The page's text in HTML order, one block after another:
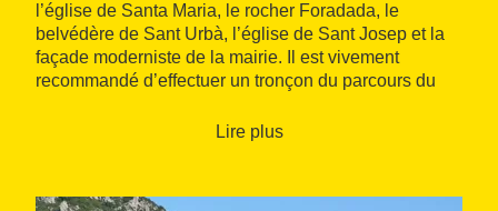
l’église de Santa Maria, le rocher Foradada, le
belvédère de Sant Urbà, l’église de Sant Josep et la
façade moderniste de la mairie. Il est vivement
recommandé d’effectuer un tronçon du parcours du
Segur en passant par Sant Llorenç de Montgai.
Lire plus